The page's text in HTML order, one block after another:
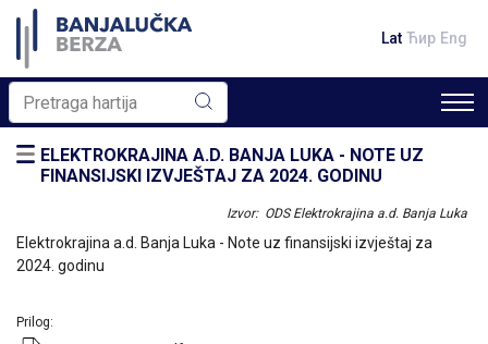
Lat Ћир Eng
ELEKTROKRAJINA A.D. BANJA LUKA - NOTE UZ
FINANSIJSKI IZVJEŠTAJ ZA 2024. GODINU
Izvor: ODS Elektrokrajina a.d. Banja Luka
Elektrokrajina a.d. Banja Luka - Note uz finansijski izvještaj za
2024. godinu
Prilog: